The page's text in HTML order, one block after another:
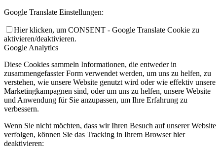
Google Translate Einstellungen:
Hier klicken, um CONSENT - Google Translate Cookie zu
aktivieren/deaktivieren.
Google Analytics
Diese Cookies sammeln Informationen, die entweder in
zusammengefasster Form verwendet werden, um uns zu helfen, zu
verstehen, wie unsere Website genutzt wird oder wie effektiv unsere
Marketingkampagnen sind, oder um uns zu helfen, unsere Website
und Anwendung für Sie anzupassen, um Ihre Erfahrung zu
verbessern.
Wenn Sie nicht möchten, dass wir Ihren Besuch auf unserer Website
verfolgen, können Sie das Tracking in Ihrem Browser hier
deaktivieren: